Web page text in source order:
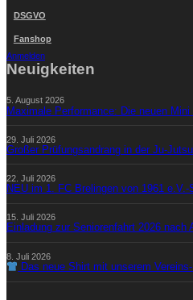
DSGVO
Fanshop
Anmelden
Neuigkeiten
5. August 2026
Maximale Performance: Die neuen
29. Juli 2026
Großer Prüfungsandrang in der Ju-
22. Juli 2026
NEU im 1. FC Brelingen von 1961
15. Juli 2026
Einladung zur Seniorenfahrt 2026 nach
8. Juli 2026
Das neue Shirt mit unserem